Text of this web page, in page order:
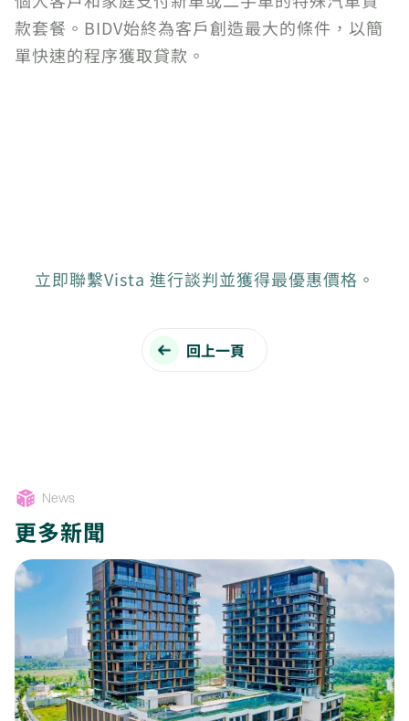
款套餐。BIDV始終為客戶創造最大的條件，以簡
單快速的程序獲取貸款。
立即聯繫Vista 進行談判並獲得最優惠價格。
回上一頁
News
更多新聞